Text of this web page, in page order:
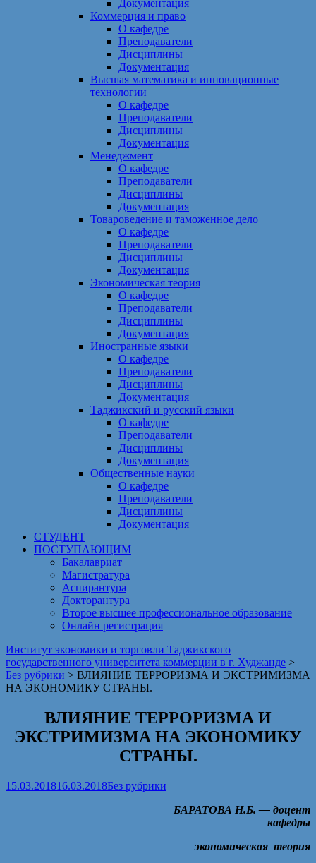
Документация
Коммерция и право
О кафедре
Преподаватели
Дисциплины
Документация
Высшая математика и инновационные
технологии
О кафедре
Преподаватели
Дисциплины
Документация
Менеджмент
О кафедре
Преподаватели
Дисциплины
Документация
Товароведение и таможенное дело
О кафедре
Преподаватели
Дисциплины
Документация
Экономическая теория
О кафедре
Преподаватели
Дисциплины
Документация
Иностранные языки
О кафедре
Преподаватели
Дисциплины
Документация
Таджикский и русский языки
О кафедре
Преподаватели
Дисциплины
Документация
Общественные науки
О кафедре
Преподаватели
Дисциплины
Документация
СТУДЕНТ
ПОСТУПАЮЩИМ
Бакалавриат
Магистратура
Аспирантура
Докторантура
Второе высшее профессиональное образование
Онлайн регистрация
Институт экономики и торговли Таджикского
государственного университета коммерции в г. Худжанде >
Без рубрики > ВЛИЯНИЕ ТЕРРОРИЗМА И ЭКСТРИМИЗМА
НА ЭКОНОМИКУ СТРАНЫ.
ВЛИЯНИЕ ТЕРРОРИЗМА И
ЭКСТРИМИЗМА НА ЭКОНОМИКУ
СТРАНЫ.
15.03.201816.03.2018Без рубрики
БАРАТОВА Н.Б. — доцент
кафедры
экономическая теория